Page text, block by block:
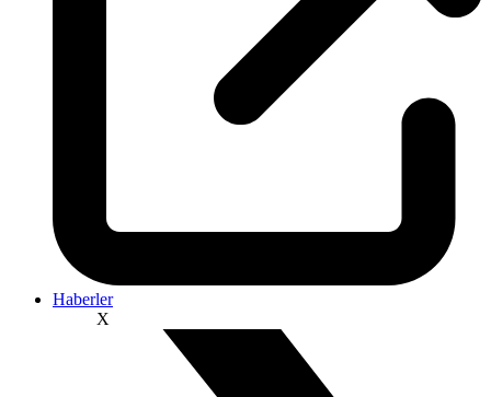
Haberler
X